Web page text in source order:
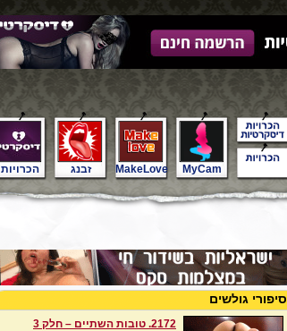
הכרויות זבנג MakeLove MyCam
סיפורי גולשים
2172. טובות השתיים – חלק 3